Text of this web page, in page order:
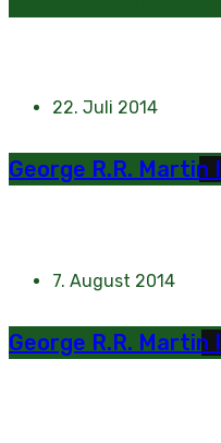
22. Juli 2014
George R.R. Martin
7. August 2014
George R.R. Martin